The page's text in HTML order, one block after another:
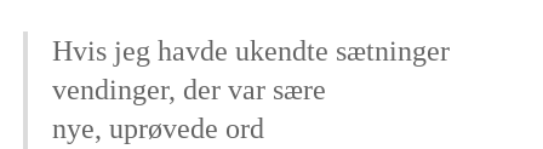
Hvis jeg havde ukendte sætninger
vendinger, der var sære
nye, uprøvede ord